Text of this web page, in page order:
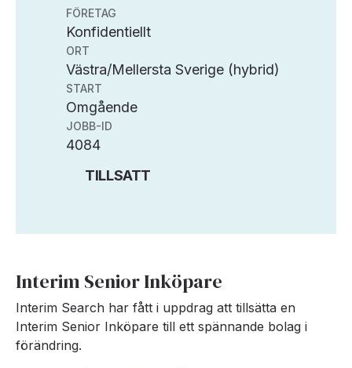
FÖRETAG
Konfidentiellt
ORT
Västra/Mellersta Sverige (hybrid)
START
Omgående
JOBB-ID
4084
TILLSATT
Interim Senior Inköpare
Interim Search har fått i uppdrag att tillsätta en
Interim Senior Inköpare till ett spännande bolag i
förändring.